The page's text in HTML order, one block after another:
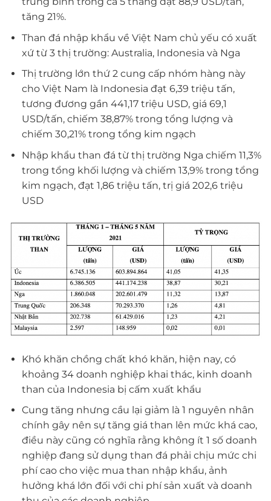
tăng 21%.
Than đá nhập khẩu về Việt Nam chủ yếu có xuất
xứ từ 3 thị trường: Australia, Indonesia và Nga
Thị trường lớn thứ 2 cung cấp nhóm hàng này
cho Việt Nam là Indonesia đạt 6,39 triệu tấn,
tương đương gần 441,17 triệu USD, giá 69,1
USD/tấn, chiếm 38,87% trong tổng lượng và
chiếm 30,21% trong tổng kim ngạch
Nhập khẩu than đá từ thị trường Nga chiếm 11,3%
trong tổng khối lượng và chiếm 13,9% trong tổng
kim ngạch, đạt 1,86 triệu tấn, trị giá 202,6 triệu
USD
Khó khăn chồng chất khó khăn, hiện nay, có
khoảng 34 doanh nghiệp khai thác, kinh doanh
than của Indonesia bị cấm xuất khẩu
Cung tăng nhưng cầu lại giảm là 1 nguyên nhân
chính gây nên sự tăng giá than lên mức khá cao,
điều này cũng có nghĩa rằng không ít 1 số doanh
nghiệp đang sử dụng than đá phải chịu mức chi
phí cao cho việc mua than nhập khẩu, ảnh
hưởng khá lớn đối với chi phí sản xuất và doanh